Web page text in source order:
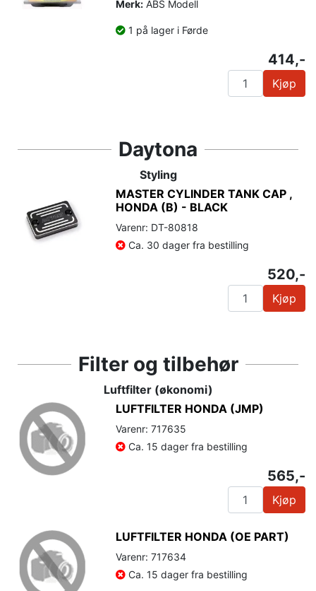
Merk: ABS Modell
1 på lager i Førde
414,-
Kjøp
Daytona
Styling
MASTER CYLINDER TANK CAP ,
HONDA (B) - BLACK
Varenr: DT-80818
Ca. 30 dager fra bestilling
520,-
Kjøp
Filter og tilbehør
Luftfilter (økonomi)
LUFTFILTER HONDA (JMP)
Varenr: 717635
Ca. 15 dager fra bestilling
565,-
Kjøp
LUFTFILTER HONDA (OE PART)
Varenr: 717634
Ca. 15 dager fra bestilling